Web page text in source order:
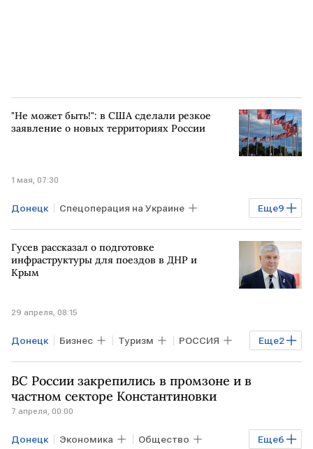
"Не может быть!": в США сделали резкое
заявление о новых территориях России
1 мая, 07:30
Еще9
Донецк Спецоперация на Украине
МИД ВСУ ЦРУ
Владимир Путин Дональд Трамп
ЗАПОРОЖЬЕ
Мировая экономика
Гусев рассказал о подготовке
инфраструктуры для поездов в ДНР и
Крым
29 апреля, 08:15
Еще2
Донецк Бизнес Туризм РОССИЯ
Мариуполь Воронеж
ВС России закрепились в промзоне и в
частном секторе Константиновки
7 апреля, 00:00
Еще6
Донецк Экономика Общество